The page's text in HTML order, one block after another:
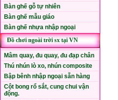
Bàn ghế gỗ tự nhiên
Bàn ghế mẫu giáo
Bàn ghế nhựa nhập ngoại
Đồ chơi ngoài trời sx tại VN
Mâm quay, đu quay, đu đạp chân
Thú nhún lò xo, nhún composite
Bập bênh nhập ngoại sẵn hàng
Cột bong rổ sắt, cung chui vận
động.